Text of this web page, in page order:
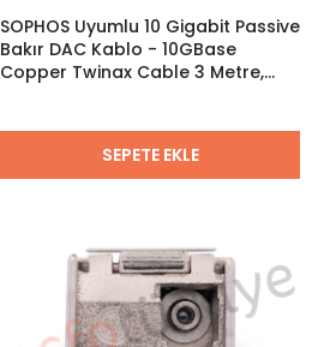
SOPHOS Uyumlu 10 Gigabit Passive
Bakır DAC Kablo - 10GBase
Copper Twinax Cable 3 Metre,
SEPETE EKLE